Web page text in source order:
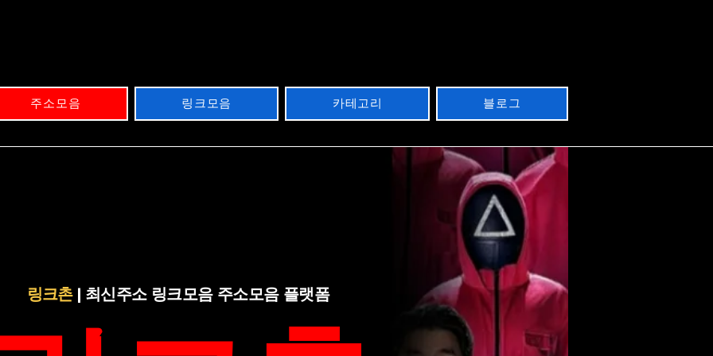
주소모음 링크모음 카테고리 블로그
링크촌 | 최신주소 링크모음 주소모음 플랫폼